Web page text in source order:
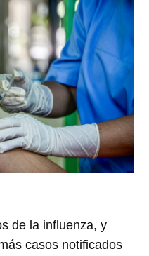
de la influenza, y
casos notificados